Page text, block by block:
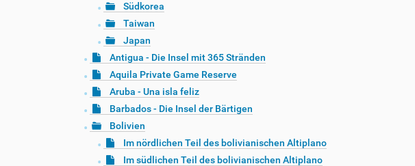
Südkorea
Taiwan
Japan
Antigua - Die Insel mit 365 Stränden
Aquila Private Game Reserve
Aruba - Una isla feliz
Barbados - Die Insel der Bärtigen
Bolivien
Im nördlichen Teil des bolivianischen Altiplano
Im südlichen Teil des bolivianischen Altiplano